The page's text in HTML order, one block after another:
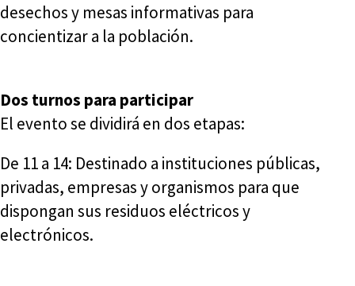
desechos y mesas informativas para
concientizar a la población.
Dos turnos para participar
El evento se dividirá en dos etapas:
De 11 a 14: Destinado a instituciones públicas,
privadas, empresas y organismos para que
dispongan sus residuos eléctricos y
electrónicos.